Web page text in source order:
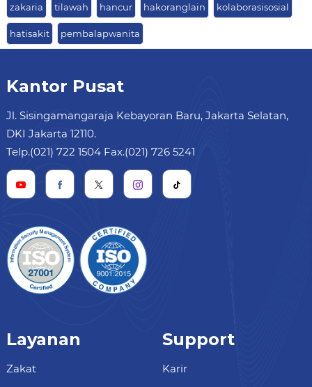
zakaria tilawah hancur hakoranglain kolaborasisosial
hatisakit pembalapwanita
Kantor Pusat
Jl. Sisingamangaraja Kebayoran Baru, Jakarta Selatan,
DKI Jakarta 12110.
Telp.(021) 722 1504 Fax.(021) 726 5241
Layanan
Zakat
Support
Karir